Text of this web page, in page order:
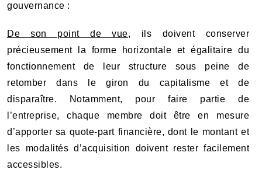
gouvernance :
De son point de vue, ils doivent conserver
précieusement la forme horizontale et égalitaire du
fonctionnement de leur structure sous peine de
retomber dans le giron du capitalisme et de
disparaître. Notamment, pour faire partie de
l’entreprise, chaque membre doit être en mesure
d’apporter sa quote-part financière, dont le montant et
les modalités d’acquisition doivent rester facilement
accessibles.